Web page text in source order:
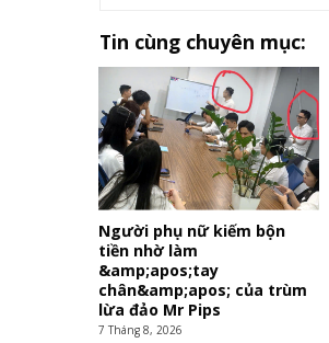
Tin cùng chuyên mục:
Người phụ nữ kiếm bộn
tiền nhờ làm
&amp;apos;tay
chân&amp;apos; của trùm
lừa đảo Mr Pips
7 Tháng 8, 2026